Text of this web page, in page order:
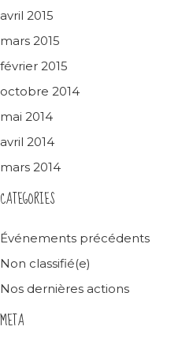
avril 2015
mars 2015
février 2015
octobre 2014
mai 2014
avril 2014
mars 2014
CATEGORIES
Événements précédents
Non classifié(e)
Nos dernières actions
META